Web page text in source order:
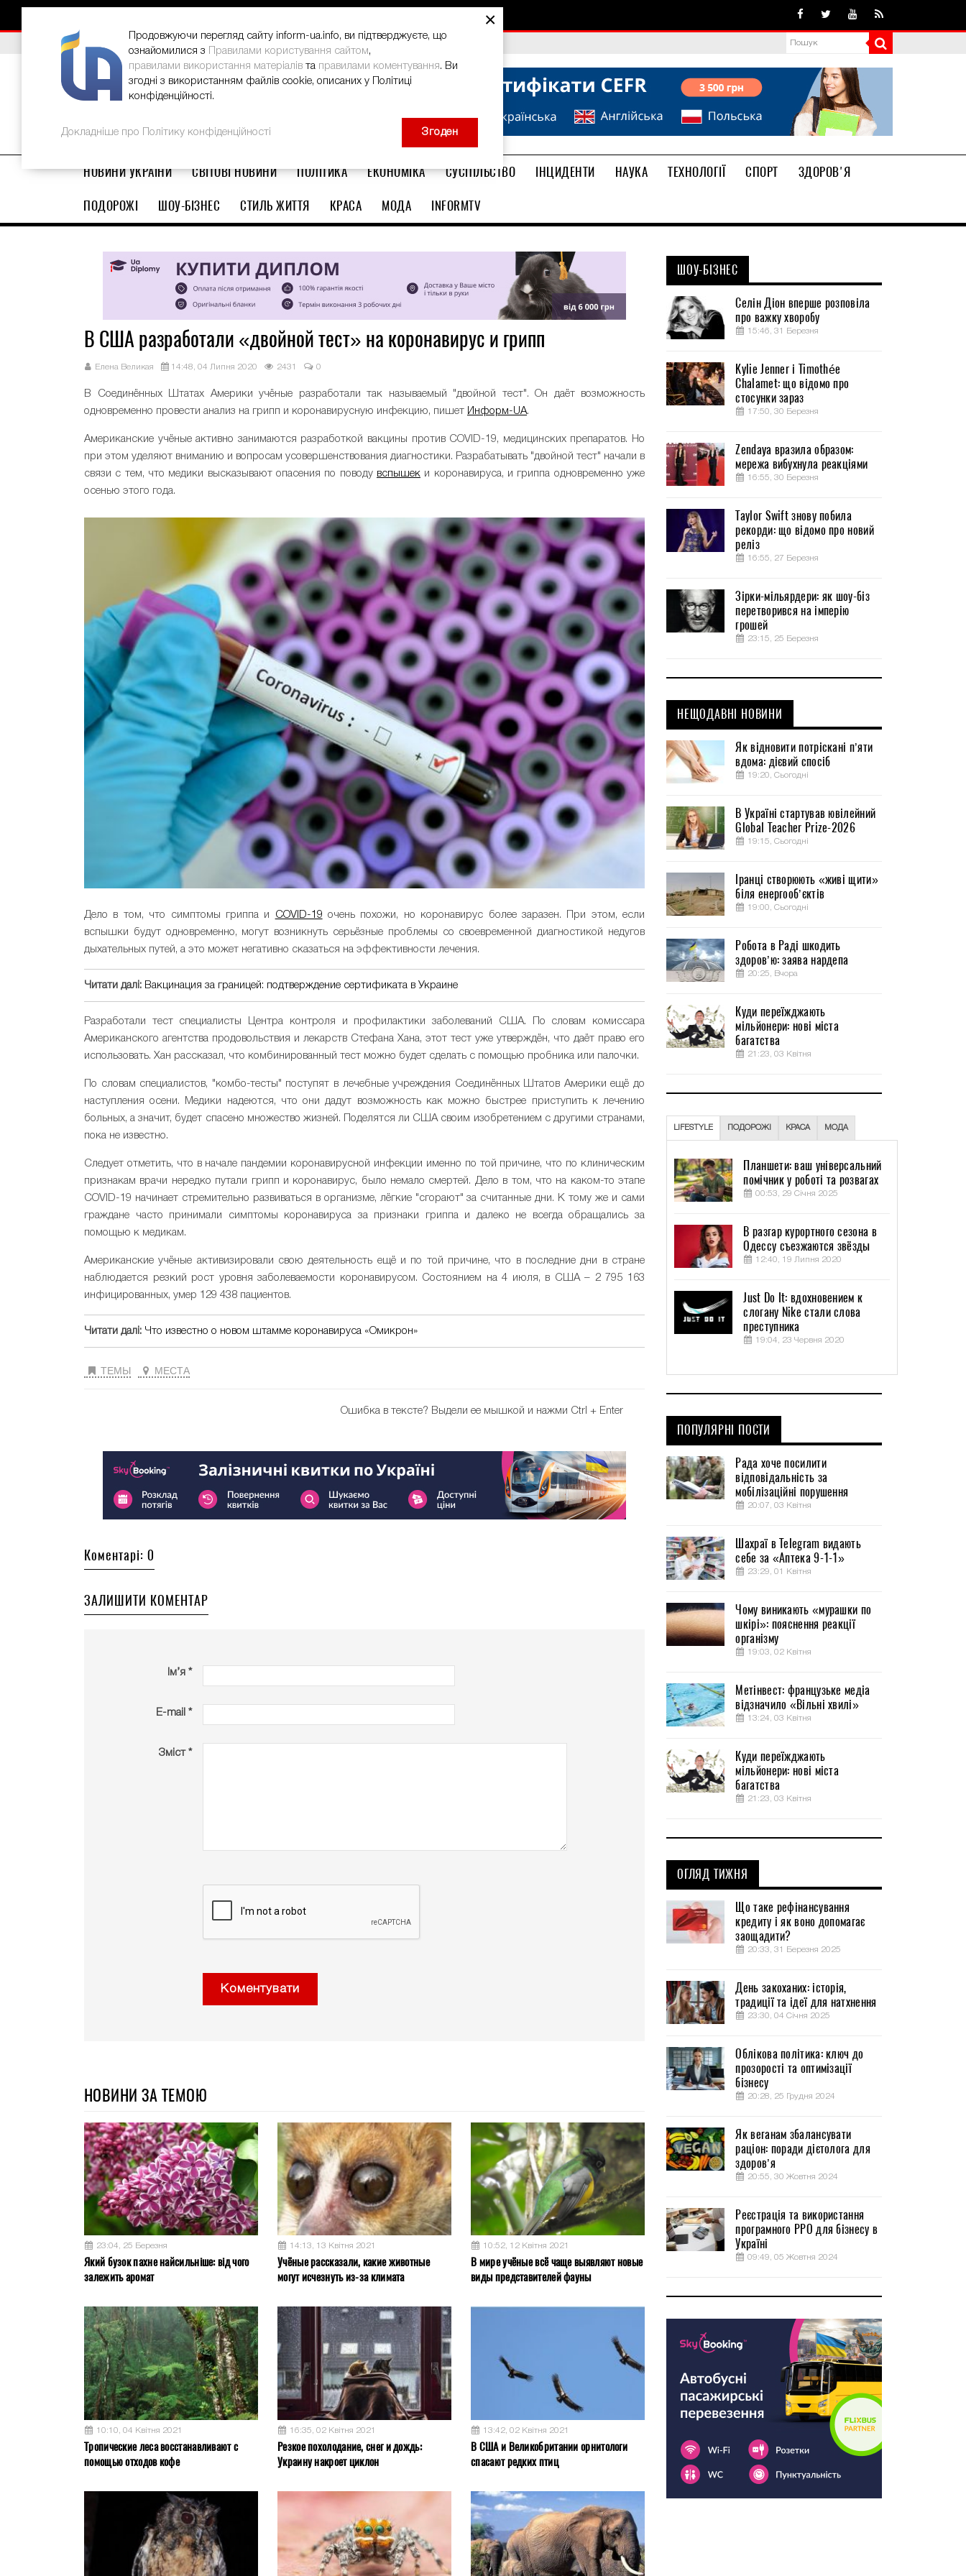
ВИБІР РЕДАКЦІЇ В Україні стартував ювілейний Global Teacher Prize-2026
НОВИНИ УКРАЇНИ СВІТОВІ НОВИНИ ПОЛІТИКА ЕКОНОМІКА СУСПІЛЬСТВО ІНЦИДЕНТИ НАУКА ТЕХНОЛОГІЇ СПОРТ
ЗДОРОВ'Я
ПОДОРОЖІ
ШОУ-БІЗНЕС СТИЛЬ ЖИТТЯ КРАСА МОДА INFORMTV
В США разработали «двойной тест» на коронавирус и грипп
Елена Великая 14:48, 04 Липня 2020 2431 0
В Соединённых Штатах Америки учёные разработали так называемый "двойной тест". Он даёт возможность
одновременно провести анализ на грипп и коронавирусную инфекцию, пишет Информ-UA.
Американские учёные активно занимаются разработкой вакцины против COVID-19, медицинских препаратов. Но
при этом уделяют вниманию и вопросам усовершенствования диагностики. Разрабатывать "двойной тест" начали в
связи с тем, что медики высказывают опасения по поводу вспышек и коронавируса, и гриппа одновременно уже
осенью этого года.
Дело в том, что симптомы гриппа и COVID-19 очень похожи, но коронавирус более заразен. При этом, если
вспышки будут одновременно, могут возникнуть серьёзные проблемы со своевременной диагностикой недугов
дыхательных путей, а это может негативно сказаться на эффективности лечения.
Читати далі: Вакцинация за границей: подтверждение сертификата в Украине
Разработали тест специалисты Центра контроля и профилактики заболеваний США. По словам комиссара
Американского агентства продовольствия и лекарств Стефана Хана, этот тест уже утверждён, что даёт право его
использовать. Хан рассказал, что комбинированный тест можно будет сделать с помощью пробника или палочки.
По словам специалистов, "комбо-тесты" поступят в лечебные учреждения Соединённых Штатов Америки ещё до
наступления осени. Медики надеются, что они дадут возможность как можно быстрее приступить к лечению
больных, а значит, будет спасено множество жизней. Поделятся ли США своим изобретением с другими странами,
пока не известно.
Следует отметить, что в начале пандемии коронавирусной инфекции именно по той причине, что по клиническим
признакам врачи нередко путали грипп и коронавирус, было немало смертей. Дело в том, что на каком-то этапе
COVID-19 начинает стремительно развиваться в организме, лёгкие "сгорают" за считанные дни. К тому же и сами
граждане часто принимали симптомы коронавируса за признаки гриппа и далеко не всегда обращались за
помощью к медикам.
Американские учёные активизировали свою деятельность ещё и по той причине, что в последние дни в стране
наблюдается резкий рост уровня заболеваемости коронавирусом. Состоянием на 4 июля, в США – 2 795 163
инфицированных, умер 129 438 пациентов.
Читати далі: Что известно о новом штамме коронавируса «Омикрон»
ТЕМЫ МЕСТА
Ошибка в тексте? Выдели ее мышкой и нажми Ctrl + Enter
Коментарі: 0
ЗАЛИШИТИ КОМЕНТАР
Ім’я *
E-mail *
Зміст *
Коментувати
НОВИНИ ЗА ТЕМОЮ
23:04, 25 Березня
Який бузок пахне найсильніше: від чого
залежить аромат
14:13, 13 Квітня 2021
Учёные рассказали, какие животные
могут исчезнуть из-за климата
10:52, 12 Квітня 2021
В мире учёные всё чаще выявляют новые
виды представителей фауны
10:10, 04 Квітня 2021
Тропические леса восстанавливают с
помощью отходов кофе
16:35, 02 Квітня 2021
Резкое похолодание, снег и дождь:
Украину накроет циклон
13:42, 02 Квітня 2021
В США и Великобритании орнитологи
спасают редких птиц
ШОУ-БІЗНЕС
Селін Діон вперше розповіла
про важку хворобу
15:46, 31 Березня
Kylie Jenner і Timothée
Chalamet: що відомо про
стосунки зараз
17:50, 30 Березня
Zendaya вразила образом:
мережа вибухнула реакціями
16:55, 30 Березня
Taylor Swift знову побила
рекорди: що відомо про новий
реліз
16:55, 27 Березня
Зірки-мільярдери: як шоу-біз
перетворився на імперію
грошей
23:15, 25 Березня
НЕЩОДАВНІ НОВИНИ
Як відновити потріскані п’яти
вдома: дієвий спосіб
19:20, Сьогодні
В Україні стартував ювілейний
Global Teacher Prize-2026
19:15, Сьогодні
Іранці створюють «живі щити»
біля енергооб’єктів
19:00, Сьогодні
Робота в Раді шкодить
здоров’ю: заява нардепа
20:25, Вчора
Куди переїжджають
мільйонери: нові міста
багатства
21:23, 03 Квітня
LIFESTYLE ПОДОРОЖІ КРАСА МОДА
Планшети: ваш універсальний
помічник у роботі та розвагах
00:53, 29 Січня 2025
В разгар курортного сезона в
Одессу съезжаются звёзды
12:40, 19 Липня 2020
Just Do It: вдохновением к
слогану Nike стали слова
преступника
19:04, 23 Червня 2020
ПОПУЛЯРНІ ПОСТИ
Рада хоче посилити
відповідальність за
мобілізаційні порушення
20:07, 03 Квітня
Шахраї в Telegram видають
себе за «Аптека 9-1-1»
23:29, 01 Квітня
Чому виникають «мурашки по
шкірі»: пояснення реакції
організму
19:03, 02 Квітня
Метінвест: французьке медіа
відзначило «Вільні хвилі»
13:24, 03 Квітня
Куди переїжджають
мільйонери: нові міста
багатства
21:23, 03 Квітня
ОГЛЯД ТИЖНЯ
Що таке рефінансування
кредиту і як воно допомагає
заощадити?
20:33, 31 Березня 2025
День закоханих: історія,
традиції та ідеї для натхнення
23:30, 04 Січня 2025
Облікова політика: ключ до
прозорості та оптимізації
бізнесу
20:28, 25 Грудня 2024
Як веганам збалансувати
раціон: поради дієтолога для
здоров’я
20:55, 30 Жовтня 2024
Реєстрація та використання
програмного РРО для бізнесу в
Україні
09:49, 05 Жовтня 2024
×
Продовжуючи перегляд сайту inform-ua.info, ви підтверджуєте, що
ознайомилися з
Правилами користування сайтом,
правилами використання матеріалів та правилами коментування. Ви
згодні з використанням файлів cookie, описаних у Політиці
конфіденційності.
Докладніше про Політику конфіденційності Згоден